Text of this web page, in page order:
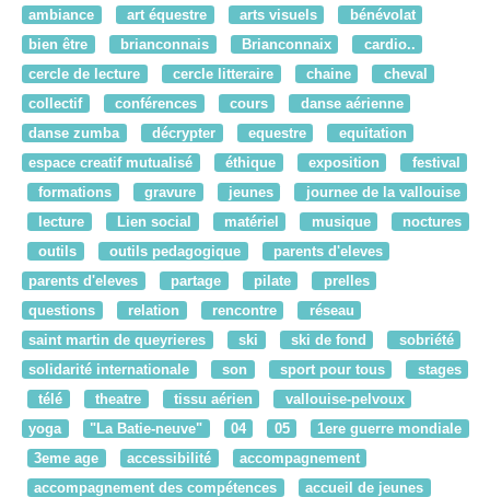
ambiance
art équestre arts visuels
bénévolat
bien être
brianconnais Brianconnaix
cardio..
cercle de lecture
cercle litteraire chaine
cheval
collectif
conférences cours
danse aérienne
danse zumba
décrypter equestre
equitation
espace creatif mutualisé
éthique exposition
festival
formations
gravure jeunes
journee de la vallouise
lecture
Lien social matériel musique
noctures
outils
outils pedagogique
parents d'eleves
parents d'eleves
partage pilate
prelles
questions
relation rencontre
réseau
saint martin de queyrieres
ski ski de fond
sobriété
solidarité internationale
son sport pour tous
stages
télé
theatre tissu aérien
vallouise-pelvoux
yoga
"La Batie-neuve" 04 05
1ere guerre mondiale
3eme age
accessibilité
accompagnement
accompagnement des compétences
accueil de jeunes